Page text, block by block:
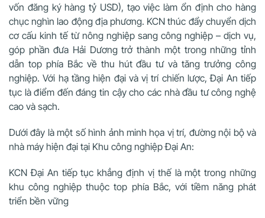
vốn đăng ký hàng tỷ USD), tạo việc làm ổn định cho hàng
chục nghìn lao động địa phương. KCN thúc đẩy chuyển dịch
cơ cấu kinh tế từ nông nghiệp sang công nghiệp – dịch vụ,
góp phần đưa Hải Dương trở thành một trong những tỉnh
dẫn top phía Bắc về thu hút đầu tư và tăng trưởng công
nghiệp. Với hạ tầng hiện đại và vị trí chiến lược, Đại An tiếp
tục là điểm đến đáng tin cậy cho các nhà đầu tư công nghệ
cao và sạch.
Dưới đây là một số hình ảnh minh họa vị trí, đường nội bộ và
nhà máy hiện đại tại Khu công nghiệp Đại An:
KCN Đại An tiếp tục khẳng định vị thế là một trong những
khu công nghiệp thuộc top phía Bắc, với tiềm năng phát
triển bền vững